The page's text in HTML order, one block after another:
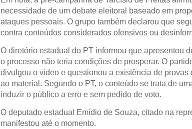
necessidade de um debate eleitoral baseado em
ataques pessoais. O grupo também declarou que
contra conteúdos considerados ofensivos ou
O diretório estadual do PT informou que apresentou
o processo não teria condições de prosperar. O
divulgou o vídeo e questionou a existência de
ao material. Segundo o PT, o conteúdo se trata de
induzir o público a erro e sem pedido de voto.
O deputado estadual Emídio de Souza, citado na
manifestou até o momento.